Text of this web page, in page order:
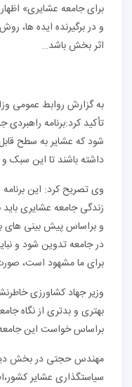
برای جامعه عشایری»
و در برگیرنده ایده ها،
اثر بخش باشد…
به گزارش روابط عمومی
تأکید کرد:برنامه
شود که عشایر به سطح
داشته باشند تا این سبک و
وی تصریح کرد: این
زندگی جامعه عشایری باید
و براساس پیش بینی های
در جامعه تدوین شود و
برای ما مشهود است،
وزیر جهاد کشاورزی
بهتری و بدتری از نگاه
براساس خواست این
مهندس حجتی در بخش
سیاستگذاری عشایر